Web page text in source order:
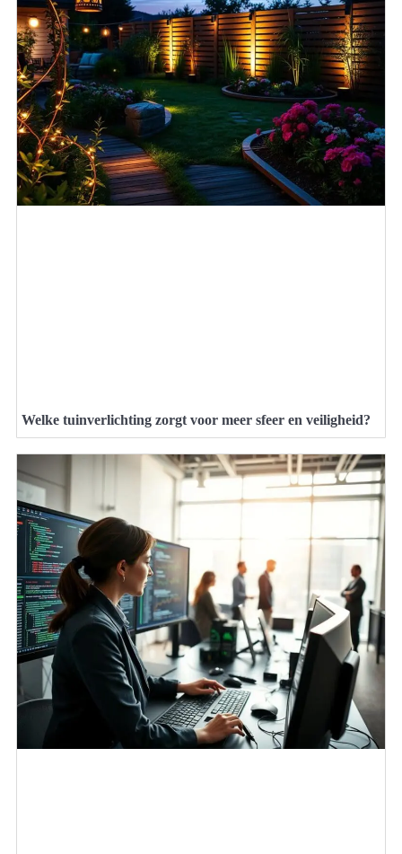
Welke tuinverlichting zorgt voor meer sfeer en veiligheid?